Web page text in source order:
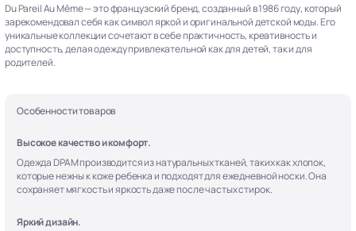
Du Pareil Au Même — это французский бренд, созданный в 1986 году, который
зарекомендовал себя как символ яркой и оригинальной детской моды. Его
уникальные коллекции сочетают в себе практичность, креативность и
доступность, делая одежду привлекательной как для детей, так и для
родителей.
Особенности товаров
Высокое качество и комфорт.
Одежда DPAM производится из натуральных тканей, таких как хлопок,
которые нежны к коже ребенка и подходят для ежедневной носки. Она
сохраняет мягкость и яркость даже после частых стирок.
Яркий дизайн.